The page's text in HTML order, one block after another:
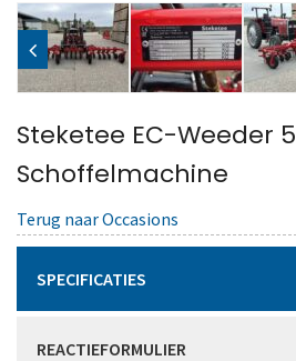
Steketee EC-Weeder 5
Schoffelmachine
Terug naar Occasions
SPECIFICATIES
REACTIEFORMULIER